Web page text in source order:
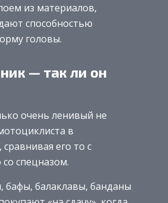
из материалов,
способностью
головы.
— так ли он
очень ленивый не
в
его то с
спецназом.
балаклавы, банданы